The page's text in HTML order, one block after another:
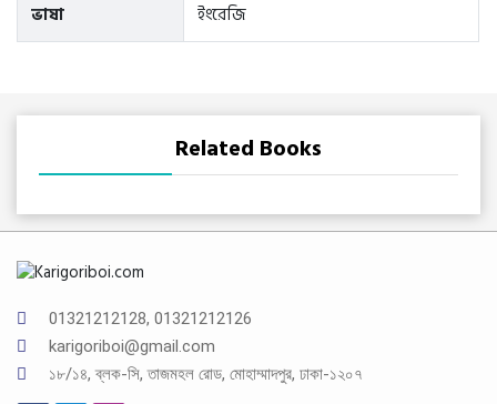
ভাষা
ইংরেজি
Related Books
01321212128, 01321212126
karigoriboi@gmail.com
১৮/১৪, ব্লক-সি, তাজমহল রোড, মোহাম্মাদপুর, ঢাকা-১২০৭